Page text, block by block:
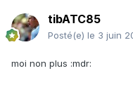
tibATC85
Posté(e) le 3 juin
moi non plus :mdr: